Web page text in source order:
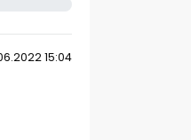
15:04